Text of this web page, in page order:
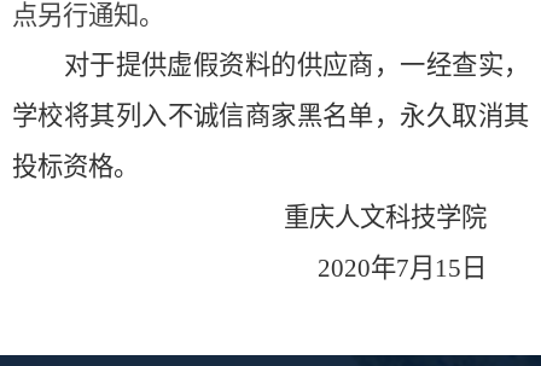
点另行通知。
对于提供虚假资料的供应商，一经查实，
学校将其列入不诚信商家黑名单，永久取消其
投标资格。
重庆人文科技学院
2020年7月 15 日